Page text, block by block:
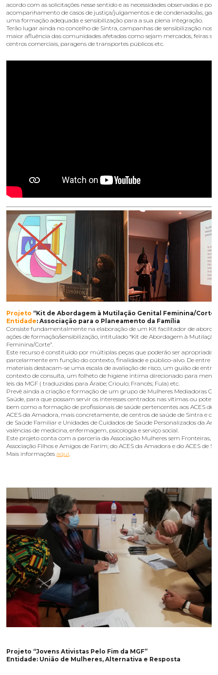
acordo com as solicitações nesse sentido e as necessidades observadas e
acompanhamento de casos de justiça/julgamentos e de condenado/as,
uma formação adequada e sensibilização para a sua plena integração.
Terão lugar ainda no concelho de Sintra, campanhas de sensibilização nos
maior afluência das comunidades afetadas como sejam mercados, feiras
centros comerciais, paragens de transportes públicos etc.
Projeto “Kit de Abordagem à Mutilação Genital Feminina/Corte”
Entidade: Associação para o Planeamento da Família
Consiste fundamentalmente na elaboração de um Kit facilitador de
ações de formação/sensibilização, intitulado “Kit de Abordagem à
Feminina/Corte”.
Este recurso é constituído por múltiplas peças que poderão ser apropriadas
parcelarmente em função do contexto, finalidade e público-alvo. De entre
materiais destacam-se uma escala de avaliação de risco, um guião de
contexto de consulta, um folheto de higiene íntima direcionado para
leis da MGF ( traduzidas para Árabe; Crioulo; Francês; Fula) etc.
Prevê ainda a criação e formação de um grupo de Mulheres Mediadoras
Saúde, para que possam servir os interesses centrados nas vítimas ou
bem como a formação de profissionais de saúde pertencentes aos ACES de
ACES da Amadora, mais concretamente, de centros de saúde de Sintra e de
de Saúde Familiar e Unidades de Cuidados de Saúde Personalizados da
valências de medicina, enfermagem, psicologia e serviço social.
Este projeto conta com a parceria da Associação Mulheres sem Fronteiras,
Associação Filhos e Amigos de Farim; do ACES da Amadora e do ACES de
Mais informaçõesaqui.
Projeto “Jovens Ativistas Pelo Fim da MGF”
Entidade: União de Mulheres, Alternativa e Resposta